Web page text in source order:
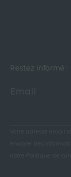
Restez informé :
Votre adresse email
envoyer des
notre Politique de